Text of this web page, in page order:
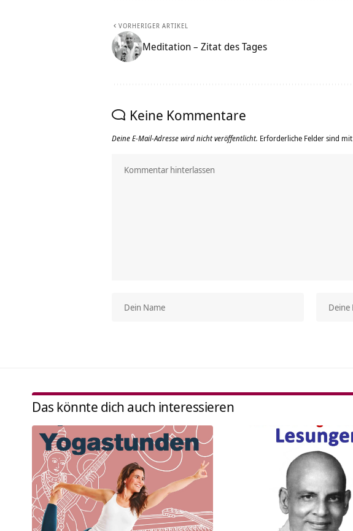
VORHERIGER ARTIKEL
Meditation – Zitat des Tages
Keine Kommentare
Deine E-Mail-Adresse wird nicht veröffentlicht. Erforderliche Felder sind mit
Das könnte dich auch interessieren